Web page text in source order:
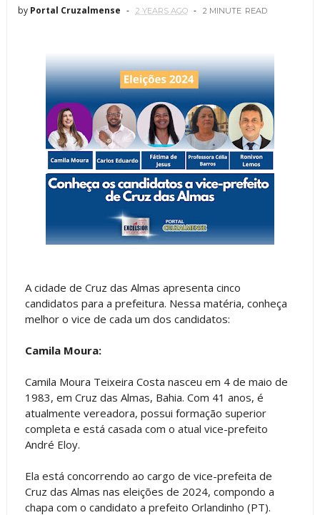
by Portal Cruzalmense 2 YEARS AGO 2 MINUTE READ
A cidade de Cruz das Almas apresenta cinco
candidatos para a prefeitura. Nessa matéria, conheça
melhor o vice de cada um dos candidatos:
Camila Moura:
Camila Moura Teixeira Costa nasceu em 4 de maio de
1983, em Cruz das Almas, Bahia. Com 41 anos, é
atualmente vereadora, possui formação superior
completa e está casada com o atual vice-prefeito
André Eloy.
Ela está concorrendo ao cargo de vice-prefeita de
Cruz das Almas nas eleições de 2024, compondo a
chapa com o candidato a prefeito Orlandinho (PT).